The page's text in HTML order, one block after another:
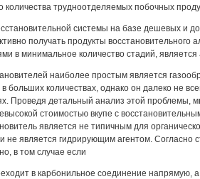
количества трудноотделяемых побочных
системы на базе дешевых и
получать продукты восстановительного
в минимальное количество стадий, является
наиболее простым является
больших количествах, однако он далеко не
Проведя детальный анализ этой проблемы,
стоимостью вкупе с
является не типичным для
не является гидрирующим агентом. Согласно
в том случае если
в карбонильное соединение напрямую,